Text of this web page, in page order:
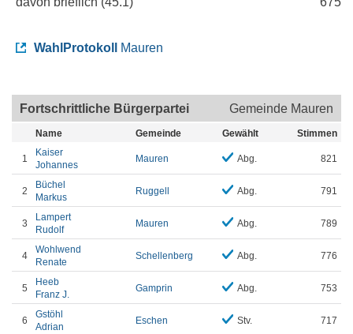
WahlProtokoll Mauren
Fortschrittliche Bürgerpartei Gemeinde Mauren
Name Gemeinde Gewählt Stimmen
1
Kaiser
Johannes
Mauren Abg. 821
2
Büchel
Markus
Ruggell Abg. 791
3
Lampert
Rudolf
Mauren Abg. 789
4
Wohlwend
Renate
Schellenberg Abg. 776
5
Heeb
Franz J.
Gamprin Abg. 753
6
Gstöhl
Adrian
Eschen Stv. 717